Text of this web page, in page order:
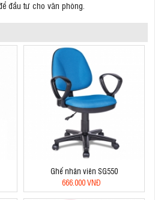
đầu tư cho văn phòng.
Ghế nhân viên SG550
666.000 VNĐ